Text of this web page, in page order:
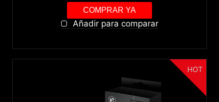
COMPRAR YA
Añadir para comparar
HOT